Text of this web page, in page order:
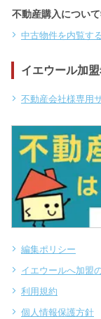
不動産購入につい
中古物件を内覧す
イエウール加
不動産会社様専用
編集ポリシー
イエウールへ加盟
利用規約
個人情報保護方針